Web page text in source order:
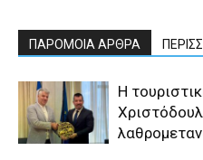
ΠΑΡΟΜΟΙΑ ΑΡΘΡΑ
Η